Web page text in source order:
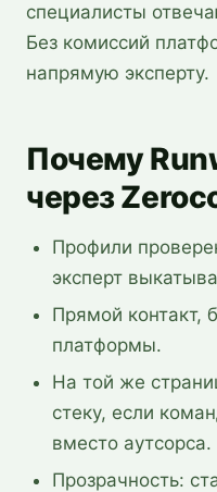
специалисты
Без комиссий
напрямую эксперту.
Почему
через
Профили
эксперт
Прямой контакт,
платформы.
На той же
стеку, если
вместо аутсорса.
Прозрачность: